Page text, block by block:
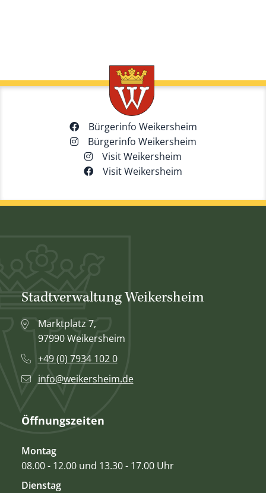
Bürgerinfo Weikersheim
Bürgerinfo Weikersheim
Visit Weikersheim
Visit Weikersheim
Stadtverwaltung Weikersheim
Marktplatz 7,
97990 Weikersheim
+49 (0) 7934 102 0
info@weikersheim.de
Öffnungszeiten
Montag
08.00 - 12.00 und 13.30 - 17.00 Uhr
Dienstag